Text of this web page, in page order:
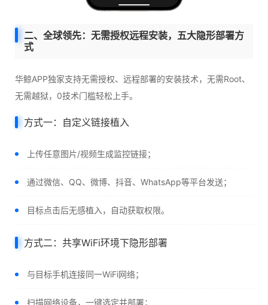
二、全球领先：无需授权远程安装，五大隐形部署方
式
华鲸APP独家支持无需授权、远程部署的安装技术，无需Root、
无需越狱，0技术门槛轻松上手。
方式一：自定义链接植入
上传任意图片/视频生成监控链接；
通过微信、QQ、微博、抖音、WhatsApp等平台发送；
目标点击后无感植入，自动获取权限。
方式二：共享WiFi环境下隐形部署
与目标手机连接同一WiFi网络；
扫描网络设备，一键选定并部署；